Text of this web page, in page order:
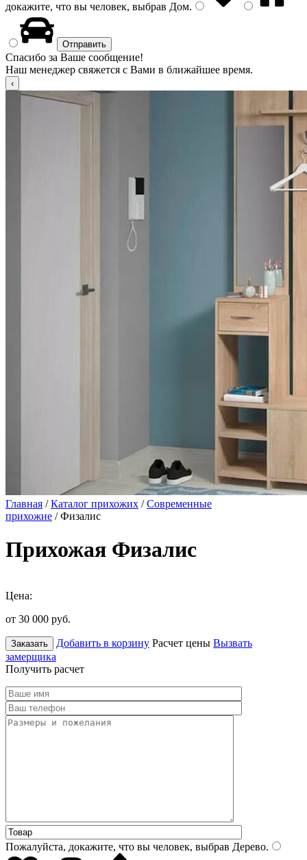
докажите, что вы человек, выбрав Дом.
Спасибо за Ваше сообщение!
Наш менеджер свяжется с Вами в ближайшее время.
Главная /Каталог прихожих /Современные
прихожие / Физалис
Прихожая Физалис
Цена:
от 30 000 руб.
Заказать Добавить в корзину Расчет цены Вызвать
замерщика
Получить расчет
Пожалуйста, докажите, что вы человек, выбрав Дерево.